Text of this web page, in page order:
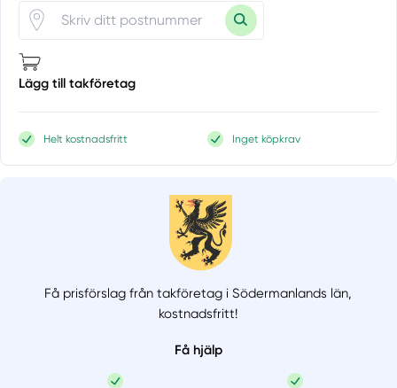
Lägg till takföretag
Helt kostnadsfritt Inget köpkrav
Få prisförslag från takföretag i Södermanlands län,
kostnadsfritt!
Få hjälp